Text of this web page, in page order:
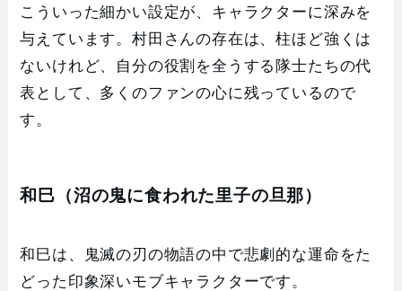
こういった細かい設定が、キャラクターに深みを
与えています。村田さんの存在は、柱ほど強くは
ないけれど、自分の役割を全うする隊士たちの代
表として、多くのファンの心に残っているので
す。
和巳（沼の鬼に食われた里子の旦那）
和巳は、鬼滅の刃の物語の中で悲劇的な運命をた
どった印象深いモブキャラクターです。